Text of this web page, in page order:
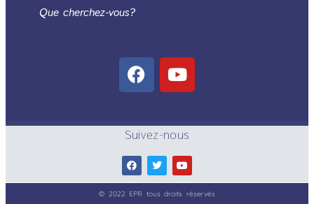
Que cherchez-vous?
Suivez-nous
© 2022 EPR tous droits réservés